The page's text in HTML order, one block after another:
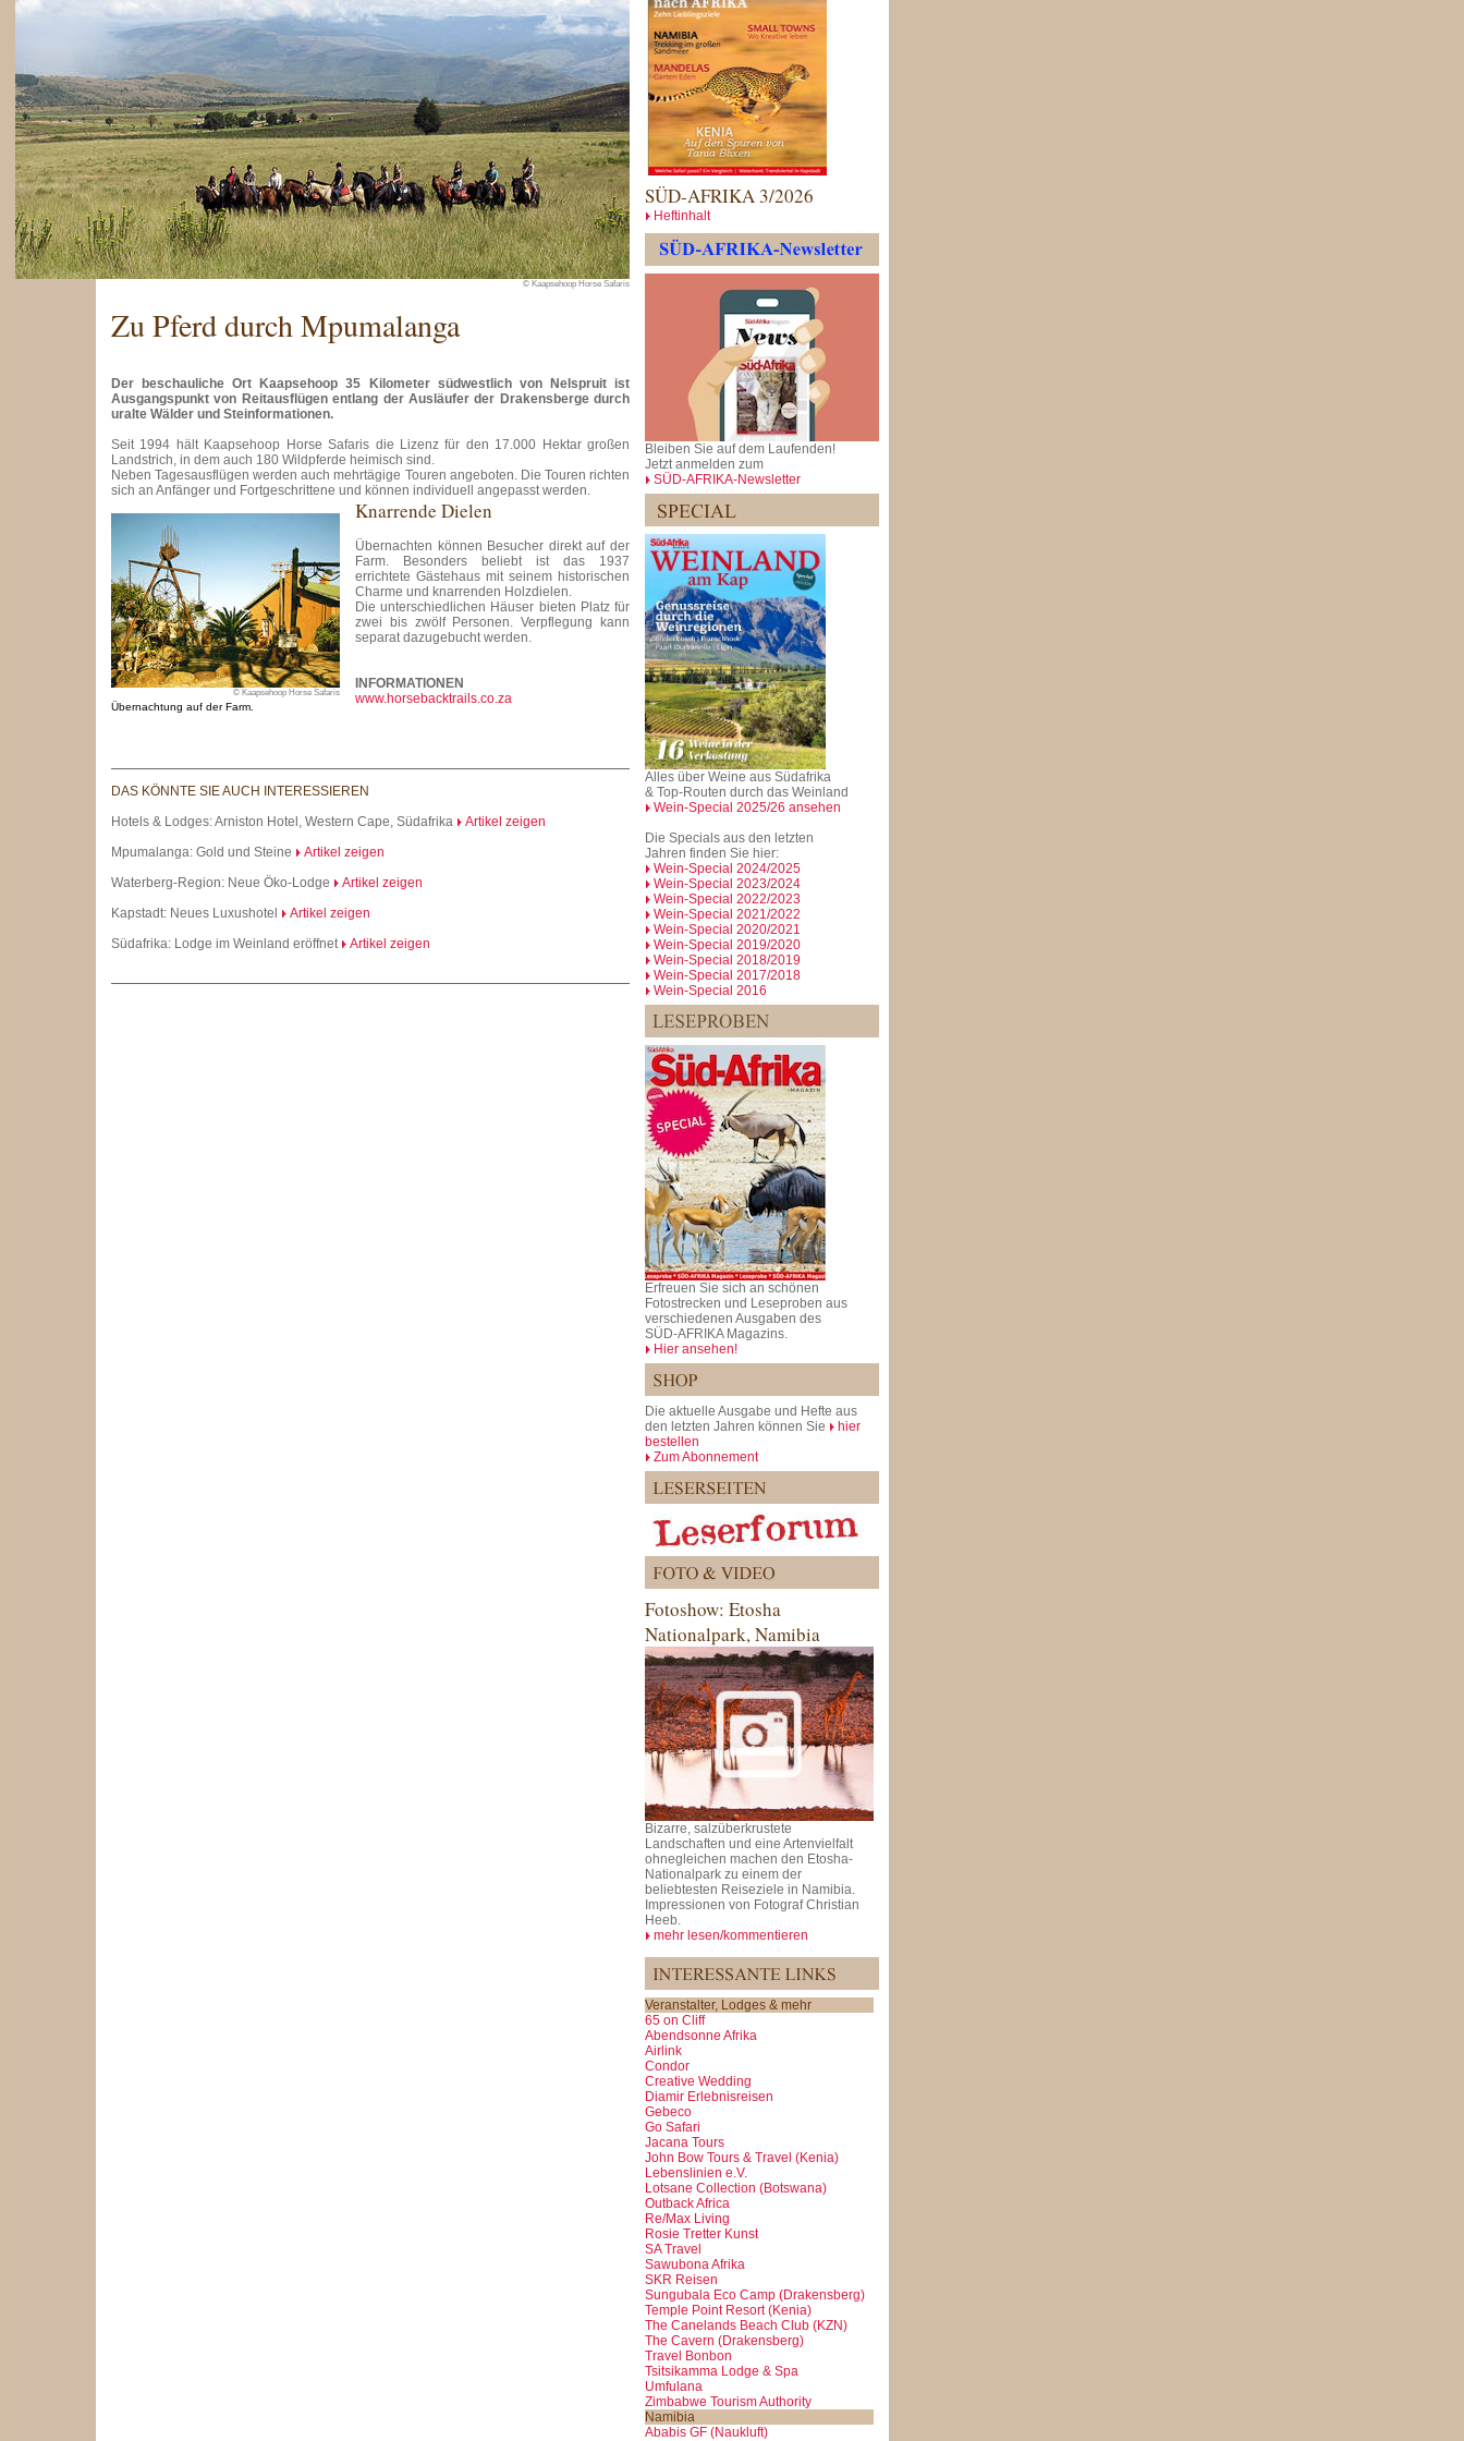
© Kaapsehoop Horse Safaris
Zu Pferd durch Mpumalanga
Der beschauliche Ort Kaapsehoop 35 Kilometer südwestlich von Nelspruit ist
Ausgangspunkt von Reitausflügen entlang der Ausläufer der Drakensberge durch
uralte Wälder und Steinformationen.
Seit 1994 hält Kaapsehoop Horse Safaris die Lizenz für den 17.000 Hektar großen
Landstrich, in dem auch 180 Wildpferde heimisch sind.
Neben Tagesausflügen werden auch mehrtägige Touren angeboten. Die Touren richten
sich an Anfänger und Fortgeschrittene und können individuell angepasst werden.
© Kaapsehoop Horse Safaris
Übernachtung auf der Farm.
Knarrende Dielen
Übernachten können Besucher direkt auf der
Farm. Besonders beliebt ist das 1937
errichtete Gästehaus mit seinem historischen
Charme und knarrenden Holzdielen.
Die unterschiedlichen Häuser bieten Platz für
zwei bis zwölf Personen. Verpflegung kann
separat dazugebucht werden.
INFORMATIONEN
www.horsebacktrails.co.za
DAS KÖNNTE SIE AUCH INTERESSIEREN
Hotels & Lodges: Arniston Hotel, Western Cape, Südafrika
Artikel zeigen
Mpumalanga: Gold und Steine
Artikel zeigen
Waterberg-Region: Neue Öko-Lodge
Artikel zeigen
Kapstadt: Neues Luxushotel
Artikel zeigen
Südafrika: Lodge im Weinland eröffnet
Artikel zeigen
SÜD-AFRIKA 3/2026
Heftinhalt
Bleiben Sie auf dem Laufenden!
Jetzt anmelden zum
SÜD-AFRIKA-Newsletter
Alles über Weine aus Südafrika
& Top-Routen durch das Weinland
Wein-Special 2025/26 ansehen
Die Specials aus den letzten
Jahren finden Sie hier:
Wein-Special 2024/2025
Wein-Special 2023/2024
Wein-Special 2022/2023
Wein-Special 2021/2022
Wein-Special 2020/2021
Wein-Special 2019/2020
Wein-Special 2018/2019
Wein-Special 2017/2018
Wein-Special 2016
Erfreuen Sie sich an schönen
Fotostrecken und Leseproben aus
verschiedenen Ausgaben des
SÜD-AFRIKA Magazins.
Hier ansehen!
Die aktuelle Ausgabe und Hefte aus
den letzten Jahren können Sie
hier
bestellen
Zum Abonnement
Fotoshow: Etosha
Nationalpark, Namibia
Bizarre, salzüberkrustete
Landschaften und eine Artenvielfalt
ohnegleichen machen den Etosha-
Nationalpark zu einem der
beliebtesten Reiseziele in Namibia.
Impressionen von Fotograf Christian
Heeb.
mehr lesen/kommentieren
Veranstalter, Lodges & mehr
65 on Cliff
Abendsonne Afrika
Airlink
Condor
Creative Wedding
Diamir Erlebnisreisen
Gebeco
Go Safari
Jacana Tours
John Bow Tours & Travel (Kenia)
Lebenslinien e.V.
Lotsane Collection (Botswana)
Outback Africa
Re/Max Living
Rosie Tretter Kunst
SA Travel
Sawubona Afrika
SKR Reisen
Sungubala Eco Camp (Drakensberg)
Temple Point Resort (Kenia)
The Canelands Beach Club (KZN)
The Cavern (Drakensberg)
Travel Bonbon
Tsitsikamma Lodge & Spa
Umfulana
Zimbabwe Tourism Authority
Namibia
Ababis GF (Naukluft)